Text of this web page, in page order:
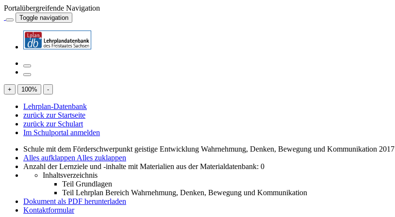
Portalübergreifende Navigation
Toggle navigation
+ 100% -
Lehrplan-Datenbank
zurück zur Startseite
zurück zur Schulart
Im Schulportal anmelden
Schule mit dem Förderschwerpunkt geistige Entwicklung Wahrnehmung, Denken, Bewegung und Kommunikation 2017
Alles aufklappen Alles zuklappen
Anzahl der Lernziele und -inhalte mit Materialien aus der Materialdatenbank: 0
Inhaltsverzeichnis
Teil Grundlagen
Teil Lehrplan Bereich Wahrnehmung, Denken, Bewegung und Kommunikation
Dokument als PDF herunterladen
Kontaktformular